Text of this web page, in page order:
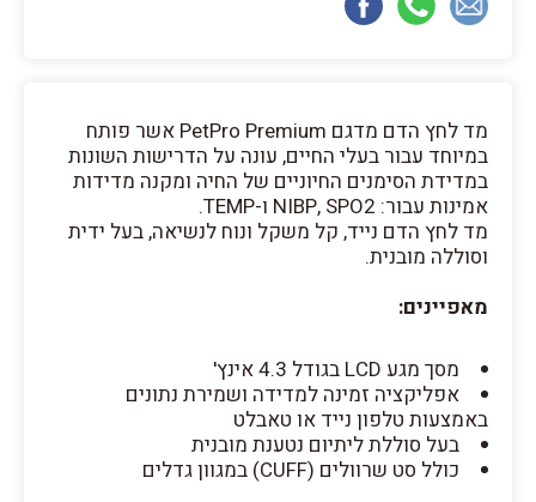
מד לחץ הדם מדגם PetPro Premium אשר פותח
במיוחד עבור בעלי החיים, עונה על הדרישות השונות
במדידת הסימנים החיוניים של החיה ומקנה מדידות
אמינות עבור: NIBP, SPO2 ו-TEMP.
מד לחץ הדם נייד, קל משקל ונוח לנשיאה, בעל ידית
וסוללה מובנית.
מאפיינים:
מסך מגע LCD בגודל 4.3 אינץ'
אפליקציה זמינה למדידה ושמירת נתונים
באמצעות טלפון נייד או טאבלט
בעל סוללת ליתיום נטענת מובנית
כולל סט שרוולים (CUFF) במגוון גדלים